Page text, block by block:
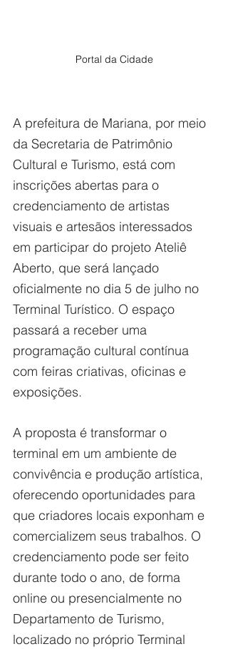
Portal da Cidade
A prefeitura de Mariana, por meio
da Secretaria de Patrimônio
Cultural e Turismo, está com
inscrições abertas para o
credenciamento de artistas
visuais e artesãos interessados
em participar do projeto Ateliê
Aberto, que será lançado
oficialmente no dia 5 de julho no
Terminal Turístico. O espaço
passará a receber uma
programação cultural contínua
com feiras criativas, oficinas e
exposições.
A proposta é transformar o
terminal em um ambiente de
convivência e produção artística,
oferecendo oportunidades para
que criadores locais exponham e
comercializem seus trabalhos. O
credenciamento pode ser feito
durante todo o ano, de forma
online ou presencialmente no
Departamento de Turismo,
localizado no próprio Terminal